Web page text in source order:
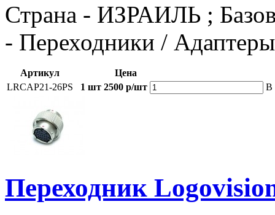
Страна - ИЗРАИЛЬ ;
- Переходники / Адаптеры
Артикул
Цена
LRCAP21-26PS
1 шт 2500 р/шт В
Переходник